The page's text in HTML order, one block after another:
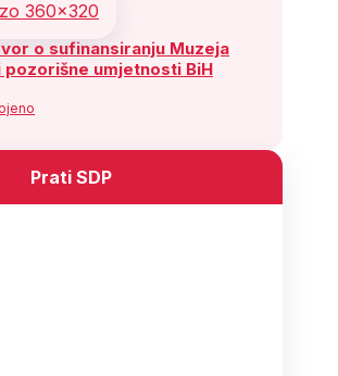
o sufinansiranju Muzeja
umjetnosti BiH
Prati SDP